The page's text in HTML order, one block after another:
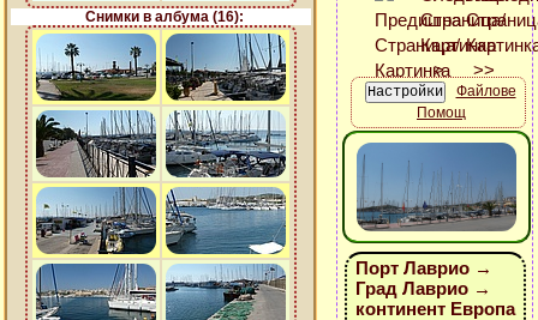
Снимки в албума (16):
Файлове
Помощ
Порт Лаврио →
Град Лаврио →
континент Европа